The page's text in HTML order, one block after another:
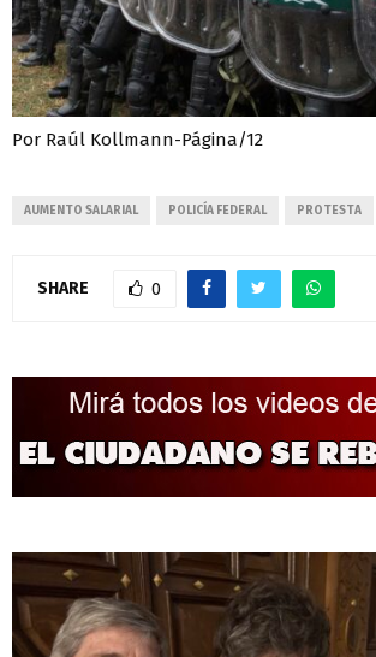
Por Raúl Kollmann-Página/12
AUMENTO SALARIAL POLICÍA FEDERAL PROTESTA
SHARE 0